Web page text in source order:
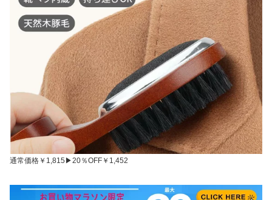
通常価格￥1,815▶20％OFF￥1,452